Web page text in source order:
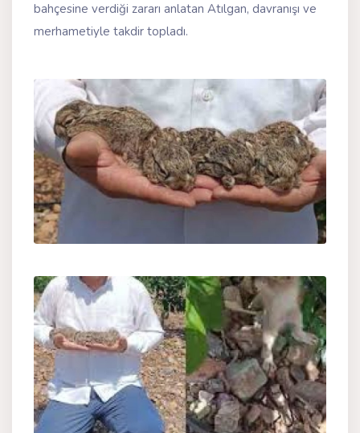
bahçesine verdiği zararı anlatan Atılgan, davranışı ve
merhametiyle takdir topladı.